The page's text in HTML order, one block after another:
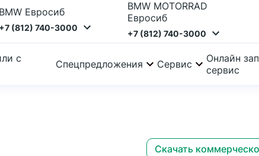
BMW Евросиб
+7 (812) 740-3000
BMW MOTORRAD
Евросиб
+7 (812) 740-3000
с
Спецпредложения Сервис
Онлайн
сервис
Скачать